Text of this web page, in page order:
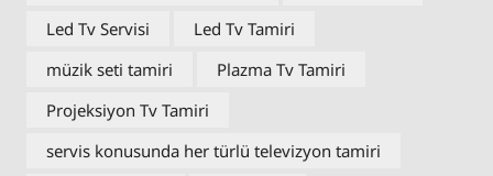
Led Tv Servisi
Led Tv Tamiri
müzik seti tamiri
Plazma Tv Tamiri
Projeksiyon Tv Tamiri
servis konusunda her türlü televizyon tamiri